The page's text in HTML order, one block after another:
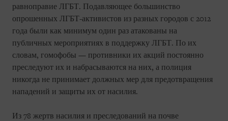
равноправие ЛГБТ. Подавляющее большинство
опрошенных ЛГБТ-активистов из разных городов с 2012
года были как минимум один раз атакованы на
публичных мероприятиях в поддержку ЛГБТ. По их
словам, гомофобы — противники их акций постоянно
преследуют их и набрасываются на них, а полиция
никогда не принимает должных мер для предотвращения
нападений и защиты их от насилия.
Из 78 жертв насилия и преследований на почве